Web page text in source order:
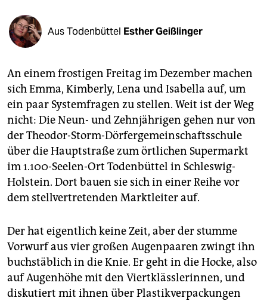
shop
fragen & hilfe
abo
genossenschaft
epaper login
Aus Todenbüttel Esther Geißlinger
An einem frostigen Freitag im Dezember machen
sich Emma, Kimberly, Lena und Isabella auf, um
ein paar Systemfragen zu stellen. Weit ist der Weg
nicht: Die Neun- und Zehnjährigen gehen nur von
der Theodor-Storm-Dörfergemeinschaftsschule
über die Hauptstraße zum örtlichen Supermarkt
im 1.100-Seelen-Ort Todenbüttel in Schleswig-
Holstein. Dort bauen sie sich in einer Reihe vor
dem stellvertretenden Marktleiter auf.
Der hat eigentlich keine Zeit, aber der stumme
Vorwurf aus vier großen Augenpaaren zwingt ihn
buchstäblich in die Knie. Er geht in die Hocke, also
auf Augenhöhe mit den Viertklässlerinnen, und
diskutiert mit ihnen über Plastikverpackungen